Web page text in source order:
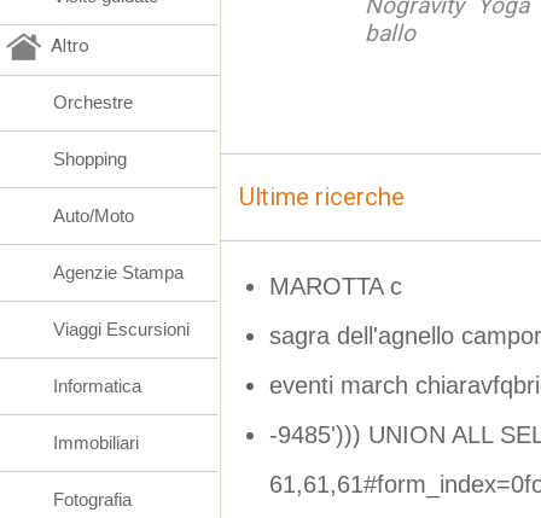
ballo
Ultime ricerche
MAROTTA c
sagra dell'agnello
eventi march
-9485'))) UNION ALL
Altro
Orchestre
Shopping
Auto/Moto
Agenzie Stampa
Viaggi Escursioni
Informatica
Immobiliari
Fotografia